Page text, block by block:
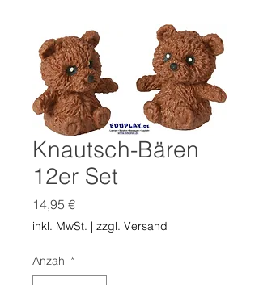
Knautsch-Bären
12er Set
14,95 €Preis
inkl. MwSt. | zzgl. Versand
Anzahl *